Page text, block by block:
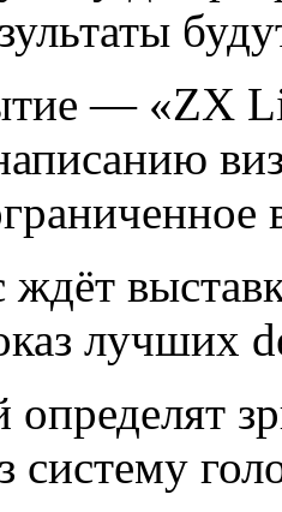
— «ZX
лучших
определят
систему